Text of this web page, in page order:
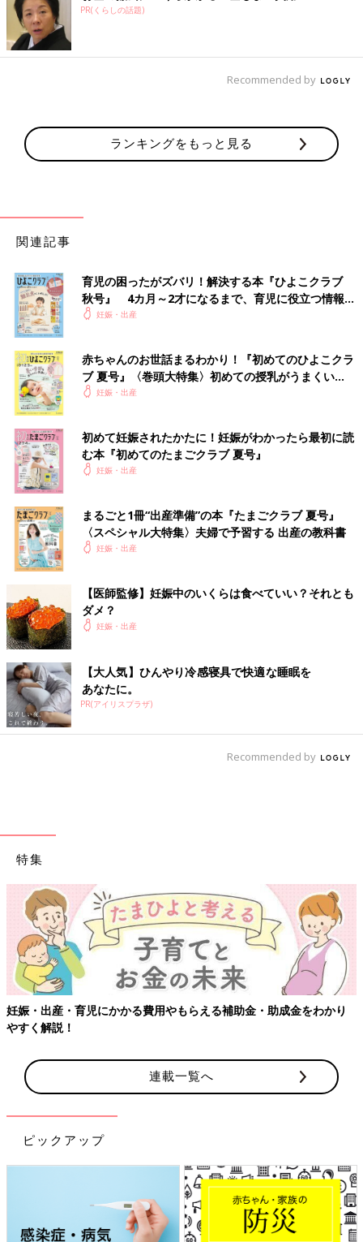
PR(くらしの話題)
Recommended by
ランキングをもっと見る
関連記事
育児の困ったがズバリ！解決する本『ひよこクラブ
秋号』 4カ月～2才になるまで、育児に役立つ情報が
いっぱい！
妊娠・出産
赤ちゃんのお世話まるわかり！『初めてのひよこクラ
ブ 夏号』〈巻頭大特集〉初めての授乳がうまくい
く！ おっぱい・ミルクの基本と夏のトラブル 解決テ
妊娠・出産
初めて妊娠されたかたに！妊娠がわかったら最初に読
む本『初めてのたまごクラブ 夏号』
妊娠・出産
まるごと1冊“出産準備”の本『たまごクラブ 夏号』
〈スペシャル大特集〉夫婦で予習する 出産の教科書
妊娠・出産
【医師監修】妊娠中のいくらは食べていい？それとも
ダメ？
妊娠・出産
【大人気】ひんやり冷感寝具で快適な睡眠を
あなたに。
PR(アイリスプラザ)
Recommended by
特集
妊娠・出産・育児にかかる費用やもらえる補助金・助成金をわかり
やすく解説！
連載一覧へ
ピックアップ